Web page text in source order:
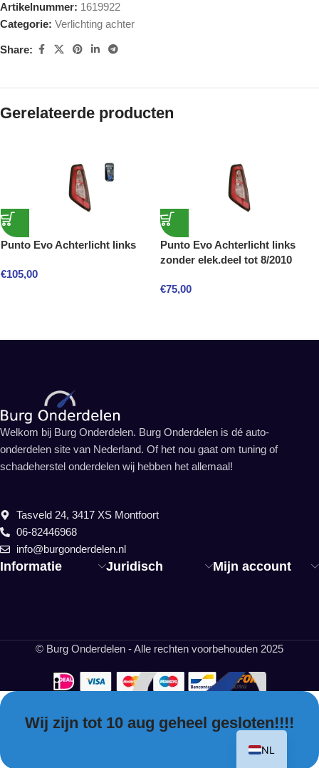
Artikelnummer: 1619922
Categorie: Verlichting achter
Share:
Gerelateerde producten
Punto Evo Achterlicht links
€105,00
Punto Evo Achterlicht links
zonder elek.deel tot 8/2010
€75,00
Informatie Juridisch Mijn account
Welkom bij Burg Onderdelen. Burg Onderdelen is dé auto-
onderdelen site van Nederland. Of het nou gaat om tuning of
schadeherstel onderdelen wij hebben het allemaal!
Tasveld 24, 3417 XS Montfoort
06-82446968
info@burgonderdelen.nl
© Burg Onderdelen - Alle rechten voorbehouden 2025
Wij zijn tot 10 aug geheel gesloten!!!!
NL
EN